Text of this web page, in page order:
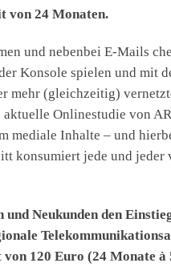
von 24 Monaten.
und nebenbei E-Mails
Konsole spielen und mit
mehr (gleichzeitig)
Onlinestudie von
mediale Inhalte – und
konsumiert jede und
und Neukunden den
120 Euro (24 Monate